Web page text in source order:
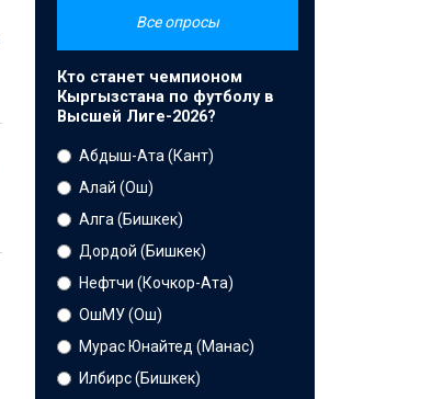
Все опросы
Кто станет чемпионом
Кыргызстана по футболу в
Высшей Лиге-2026?
Абдыш-Ата (Кант)
Алай (Ош)
Алга (Бишкек)
Дордой (Бишкек)
Нефтчи (Кочкор-Ата)
ОшМУ (Ош)
Мурас Юнайтед (Манас)
Илбирс (Бишкек)